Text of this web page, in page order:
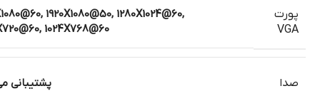
پورت
VGA
1920X1080@50, 1280X1024@60,
1024X768@60
صدا پشتیبانی